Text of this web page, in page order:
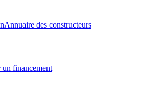
Annuaire des constructeurs
un financement